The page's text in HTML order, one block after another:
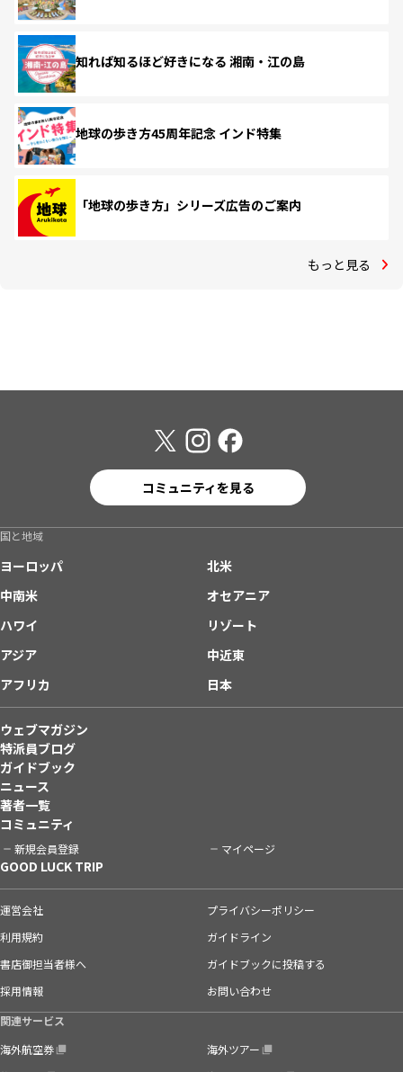
知れば知るほど好きになる 湘南・江の島
地球の歩き方45周年記念 インド特集
「地球の歩き方」シリーズ広告のご案内
もっと見る
コミュニティを見る
国と地域
ヨーロッパ
北米
中南米
オセアニア
ハワイ
リゾート
アジア
中近東
アフリカ
日本
ウェブマガジン
特派員ブログ
ガイドブック
ニュース
著者一覧
コミュニティ
新規会員登録 マイページ
GOOD LUCK TRIP
運営会社
プライバシーポリシー
利用規約
ガイドライン
書店御担当者様へ
ガイドブックに投稿する
採用情報
お問い合わせ
関連サービス
海外航空券
海外ツアー